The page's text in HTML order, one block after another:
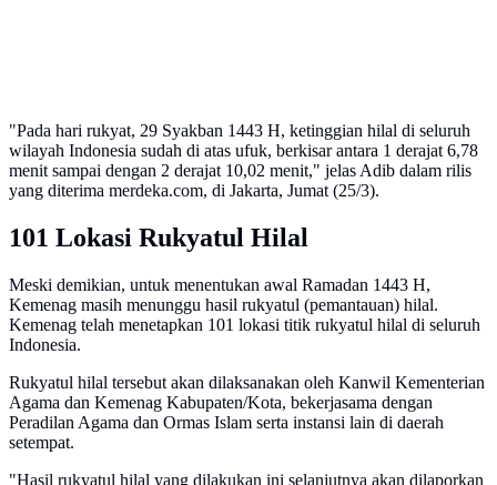
"Pada hari rukyat, 29 Syakban 1443 H, ketinggian hilal di seluruh
wilayah Indonesia sudah di atas ufuk, berkisar antara 1 derajat 6,78
menit sampai dengan 2 derajat 10,02 menit," jelas Adib dalam rilis
yang diterima merdeka.com, di Jakarta, Jumat (25/3).
101 Lokasi Rukyatul Hilal
Meski demikian, untuk menentukan awal Ramadan 1443 H,
Kemenag masih menunggu hasil rukyatul (pemantauan) hilal.
Kemenag telah menetapkan 101 lokasi titik rukyatul hilal di seluruh
Indonesia.
Rukyatul hilal tersebut akan dilaksanakan oleh Kanwil Kementerian
Agama dan Kemenag Kabupaten/Kota, bekerjasama dengan
Peradilan Agama dan Ormas Islam serta instansi lain di daerah
setempat.
"Hasil rukyatul hilal yang dilakukan ini selanjutnya akan dilaporkan